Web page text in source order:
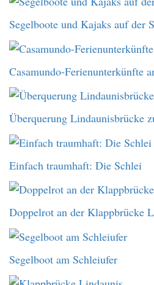
Segelboote und Kajaks auf der
Casamundo-Ferienunterkünfte
Überquerung Lindaunisbrücke
Einfach traumhaft: Die Schlei
Doppelrot an der Klappbrücke
Segelboot am Schleiufer